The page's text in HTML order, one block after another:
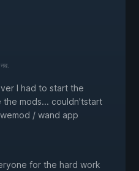
I had to start the
the mods... couldn'tstart
/ wand app
for the hard work